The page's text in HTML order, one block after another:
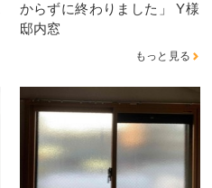
からずに終わりました」 Y様
邸内窓
もっと見る